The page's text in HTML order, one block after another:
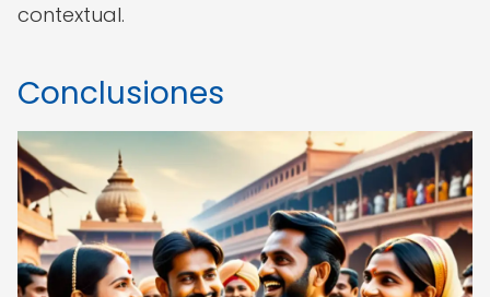
contextual.
Conclusiones